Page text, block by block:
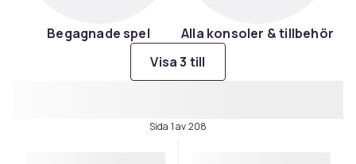
Begagnade spel
Alla konsoler & tillbehör
Visa 3 till
Sida 1 av 208